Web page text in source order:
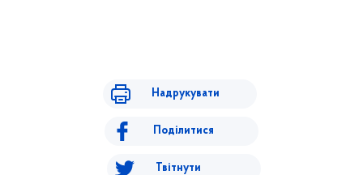
Надрукувати
Поділитися
Твітнути